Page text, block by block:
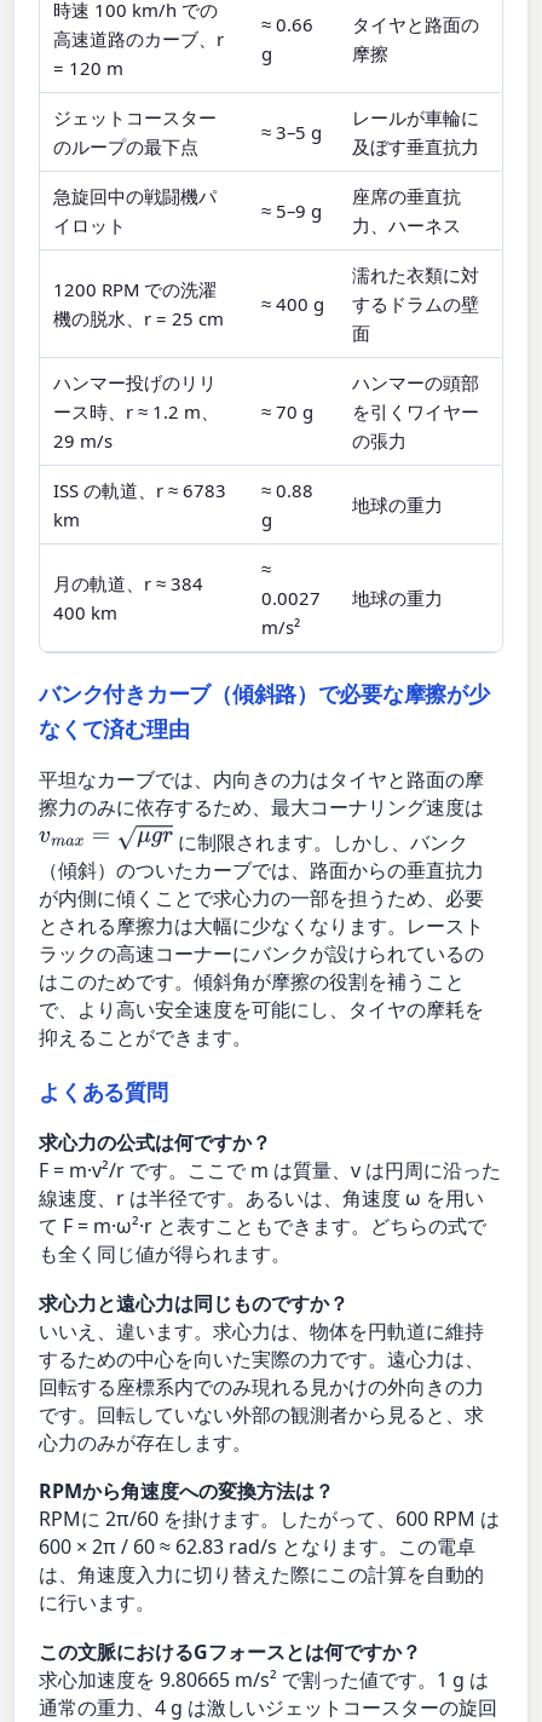
時速 100 km/h での
高速道路のカーブ、r
= 120 m
≈ 0.66
g
タイヤと路面の
摩擦
ジェットコースター
のループの最下点
≈ 3–5 g
レールが車輪に
及ぼす垂直抗力
急旋回中の戦闘機パ
イロット
≈ 5–9 g
座席の垂直抗
力、ハーネス
1200 RPM での洗濯
機の脱水、r = 25 cm
≈ 400 g
濡れた衣類に対
するドラムの壁
面
ハンマー投げのリリ
ース時、r ≈ 1.2 m、
29 m/s
≈ 70 g
ハンマーの頭部
を引くワイヤー
の張力
ISS の軌道、r ≈ 6783
km
≈ 0.88
g
地球の重力
月の軌道、r ≈ 384
400 km
≈
0.0027
m/s²
地球の重力
バンク付きカーブ（傾斜路）で必要な摩擦が少
なくて済む理由
平坦なカーブでは、内向きの力はタイヤと路面の摩
擦力のみに依存するため、最大コーナリング速度は
vmax =μ gr
に制限されます。しかし、バンク
（傾斜）のついたカーブでは、路面からの垂直抗力
が内側に傾くことで求心力の一部を担うため、必要
とされる摩擦力は大幅に少なくなります。レースト
ラックの高速コーナーにバンクが設けられているの
はこのためです。傾斜角が摩擦の役割を補うこと
で、より高い安全速度を可能にし、タイヤの摩耗を
抑えることができます。
よくある質問
求心力の公式は何ですか？
F = m·v²/r です。ここで m は質量、v は円周に沿った
線速度、r は半径です。あるいは、角速度 ω を用い
て F = m·ω²·r と表すこともできます。どちらの式で
も全く同じ値が得られます。
求心力と遠心力は同じものですか？
いいえ、違います。求心力は、物体を円軌道に維持
するための中心を向いた実際の力です。遠心力は、
回転する座標系内でのみ現れる見かけの外向きの力
です。回転していない外部の観測者から見ると、求
心力のみが存在します。
RPMから角速度への変換方法は？
RPMに 2π/60 を掛けます。したがって、600 RPM は
600 × 2π / 60 ≈ 62.83 rad/s となります。この電卓
は、角速度入力に切り替えた際にこの計算を自動的
に行います。
この文脈におけるGフォースとは何ですか？
求心加速度を 9.80665 m/s² で割った値です。1 g は
通常の重力、4 g は激しいジェットコースターの旋回